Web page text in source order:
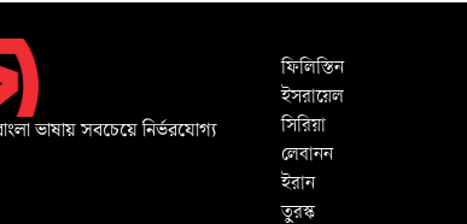
ভাষায় সবচেয়ে নির্ভরযোগ্য
ফিলিস্তিন
ইসরায়েল
সিরিয়া
লেবানন
ইরান
তুরস্ক